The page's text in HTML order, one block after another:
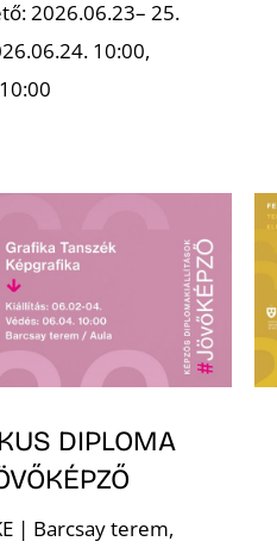
2026.06.23– 25.
10:00,
DIPLOMA
| Barcsay terem,